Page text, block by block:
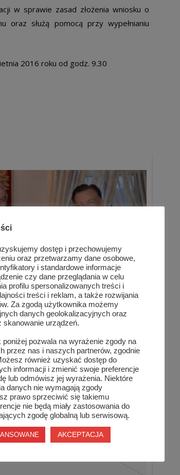
w sprawie zasad złożenia wniosku o
oraz służą pomocą przy wypełnianiu
2016 roku od godz. 9.30
chwali Szydłowiec
dostęp i przechowujemy
oraz przetwarzamy dane osobowe,
i standardowe informacje
czy dane przeglądania w celu
profilu spersonalizowanych treści i
treści i reklam, a także rozwijania
Za zgodą użytkownika możemy
danych geolokalizacyjnych oraz
skanowanie urządzeń.
pozwala na wyrażenie zgody na
przez nas i naszych partnerów, zgodnie
również uzyskać dostęp do
informacji i zmienić swoje preferencje
lub odmówisz jej wyrażenia. Niektóre
danych nie wymagają zgody
prawo sprzeciwić się takiemu
nie będą miały zastosowania do
zgodę globalną lub serwisową.
AKCEPTACJA